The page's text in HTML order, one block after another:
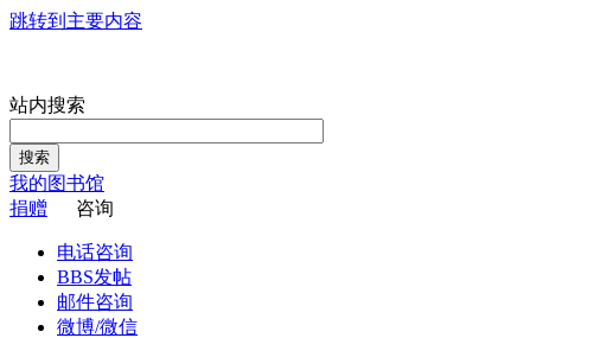
跳转到主要内容
站内搜索
搜索
我的图书馆
捐赠
咨询
电话咨询
BBS发帖
邮件咨询
微博/微信